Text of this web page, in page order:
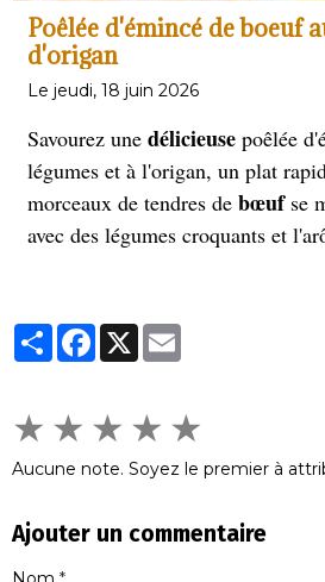
Poêlée d'émincé de boeuf
d'origan
Le jeudi, 18 juin 2026
Savourez une délicieuse poêlée
légumes et à l'origan, un plat
morceaux de tendres de bœufse
avec des légumes croquants et
PartagerFacebook
X
★ ★ ★ ★ ★
Aucune note. Soyez le premier à
Ajouter un commentaire